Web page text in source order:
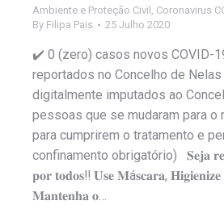
Ambiente e Proteção Civil , Coronavirus
By Filipa Pais 25 Julho 2020
✔️ 0 (zero) casos novos COVID-
reportados no Concelho de
digitalmente imputados ao
pessoas que se mudaram para o
para cumprirem o tratamento e
confinamento obrigatório) 𝐒𝐞𝐣𝐚
𝐩𝐨𝐫 𝐭𝐨𝐝𝐨𝐬‼️ 𝐔𝐬𝐞 𝐌á𝐬𝐜𝐚𝐫𝐚,
𝐌𝐚𝐧𝐭𝐞𝐧𝐡𝐚 𝐨…